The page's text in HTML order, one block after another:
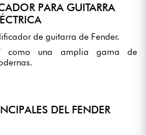
PARA GUITARRA
de guitarra de Fender.
como una amplia gama de
DEL FENDER